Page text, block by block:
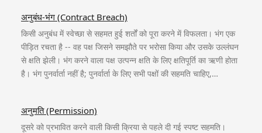
अनुबंध-भंग (Contract Breach)
किसी अनुबंध में स्वेच्छा से सहमत हुई शर्तों को पूरा करने में विफलता। भंग एक
पीड़ित रचता है -- वह पक्ष जिसने समझौते पर भरोसा किया और उसके उल्लंघन
से क्षति झेली। भंग करने वाला पक्ष उत्पन्न क्षति के लिए क्षतिपूर्ति का ऋणी होता
है। भंग पुनर्वार्ता नहीं है; पुनर्वार्ता के लिए सभी पक्षों की सहमति चाहिए,…
अनुमति (Permission)
दूसरे को प्रभावित करने वाली किसी क्रिया से पहले दी गई स्पष्ट सहमति।